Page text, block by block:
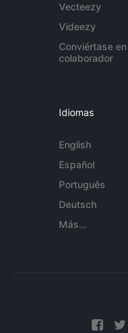
Vecteezy
Videezy
Conviértase en
colaborador
Idiomas
English
Español
Português
Deutsch
Más...